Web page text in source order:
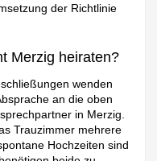
der Richtlinie
Merzig heiraten?
wenden
an die oben
in Merzig.
Trauzimmer mehrere
Hochzeiten sind